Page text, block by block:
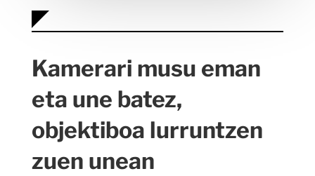
Kamerari musu eman
eta une batez,
objektiboa lurruntzen
zuen unean